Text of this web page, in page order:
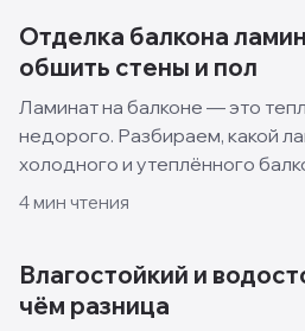
Отделка балкона
обшить стены и пол
Ламинат на балконе — это
недорого. Разбираем, какой
холодного и утеплённого
и пол своими руками и какие
4мин чтения
Влагостойкий и
чём разница